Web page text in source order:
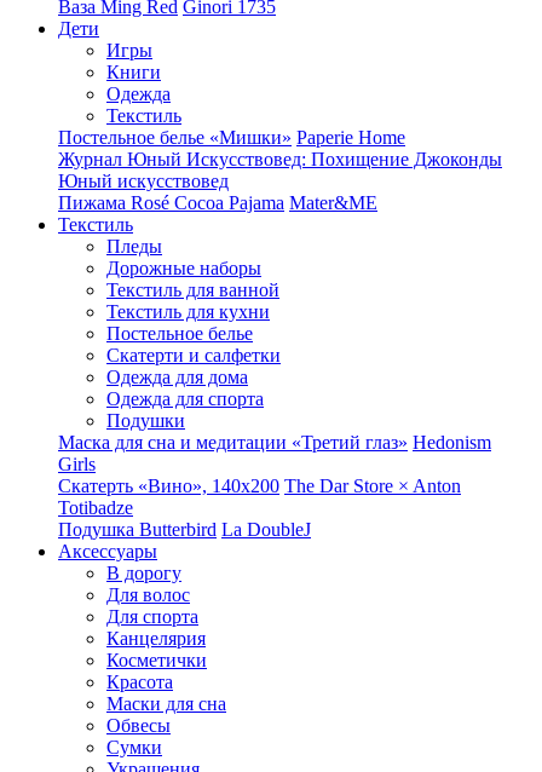
Ваза Ming Red Ginori 1735
Дети
Игры
Книги
Одежда
Текстиль
Постельное белье «Мишки» Paperie Home
Журнал Юный Искусствовед: Похищение Джоконды
Юный искусствовед
Пижама Rosé Cocoa Pajama Mater&ME
Текстиль
Пледы
Дорожные наборы
Текстиль для ванной
Текстиль для кухни
Постельное белье
Скатерти и салфетки
Одежда для дома
Одежда для спорта
Подушки
Маска для сна и медитации «Третий глаз» Hedonism
Girls
Скатерть «Вино», 140х200 The Dar Store × Anton
Totibadze
Подушка Butterbird La DoubleJ
Аксессуары
В дорогу
Для волос
Для спорта
Канцелярия
Косметички
Красота
Маски для сна
Обвесы
Сумки